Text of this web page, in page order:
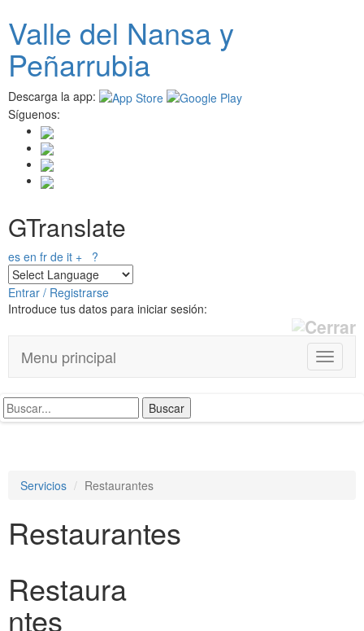
contenido
principal
Valle del Nansay
Peñarrubia
Descarga la app:
Síguenos:
GTranslate
es en fr de it + ?
Entrar / Registrarse
Introduce tus datos para iniciar sesión:
T
o
l
Menu principal
Servicios Restaurantes
Restaurantes
Restaura
ntes